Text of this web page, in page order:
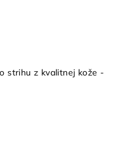
strihu z kvalitnej kože -